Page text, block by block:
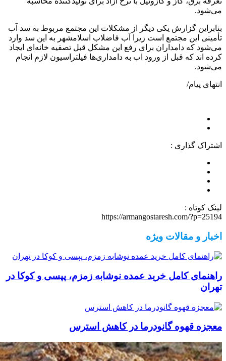
می‌شود.
بنابراین گزارش یکی دیگر از مشکلات این مجتمع مربوط به سد آب
تأمینی این مجتمع است زیرا آب فاضلاب اسلامشهر به این سد وارد
می‌شود که دامداران برای رفع این مشکل قبل تصفیه‌ خانه‌ای ایجاد
کرده اند که قبل از ورود اب به دامداری‌ها فیلتراسیون لازم انجام
می‌شود.
انتهای پیام/
اشتراک گذاری :
لینک کوتاه :
https://armangostaresh.com/?p=25194
اخبار و مقالات ویژه
راهنمای کامل خرید عمده نوشابه زمزم، پپسی و کوکا در
تهران
معجزه قهوه گانودرما در کاهش استرس